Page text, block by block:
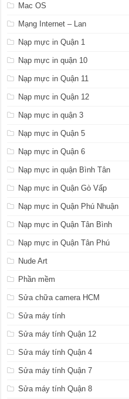
Mac OS
Mạng Internet – Lan
Nạp mực in Quận 1
Nạp mực in quận 10
Nạp mực in Quận 11
Nạp mực in Quận 12
Nạp mực in quận 3
Nạp mực in Quận 5
Nạp mực in Quận 6
Nạp mực in quận Bình Tân
Nạp mực in Quận Gò Vấp
Nạp mực in Quận Phú Nhuận
Nạp mực in Quận Tân Bình
Nạp mực in Quận Tân Phú
Nude Art
Phần mềm
Sửa chữa camera HCM
Sửa máy tính
Sửa máy tính Quận 12
Sửa máy tính Quận 4
Sửa máy tính Quận 7
Sửa máy tính Quận 8